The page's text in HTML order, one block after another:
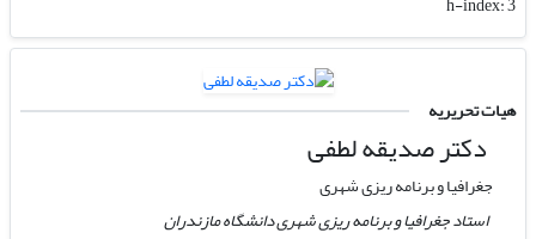
هیات تحریریه
دکتر صدیقه لطفی
جغرافیا و برنامه ریزی شهری
استاد جغرافیا و برنامه ریزی شهری دانشگاه مازندران